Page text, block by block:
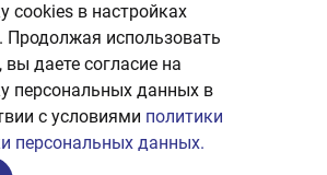
сookies в настройках
Продолжая использовать
вы даете согласие на
персональных данных в
с условиями политики
персональных данных.